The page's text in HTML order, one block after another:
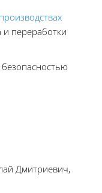
и переработки
Дмитриевич,